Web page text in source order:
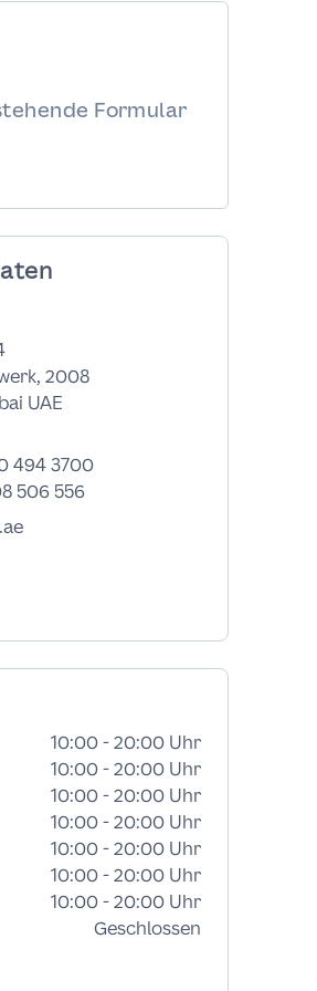
Formular
2008
UAE
494 3700
506 556
10:00 - 20:00 Uhr
10:00 - 20:00 Uhr
10:00 - 20:00 Uhr
10:00 - 20:00 Uhr
10:00 - 20:00 Uhr
10:00 - 20:00 Uhr
10:00 - 20:00 Uhr
Geschlossen